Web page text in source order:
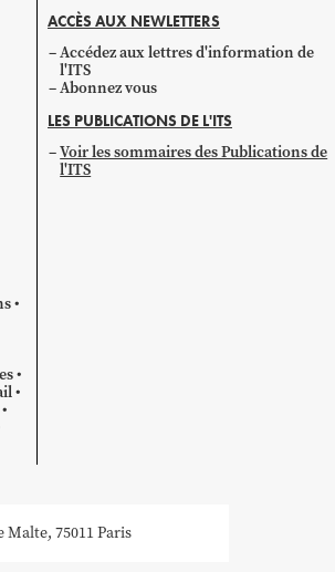
ACCÈS AUX NEWLETTERS
Accédez aux lettres d'information de
l'ITS
Abonnez vous
LES PUBLICATIONS DE L'ITS
Voir les sommaires des Publications de
l'ITS
Malte, 75011 Paris